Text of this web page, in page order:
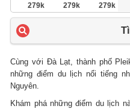
279k 279k 279k
Cùng với Đà Lạt, thành phố
những điểm du lịch nổi tiếng
Nguyên.
Khám phá những điểm du lịch